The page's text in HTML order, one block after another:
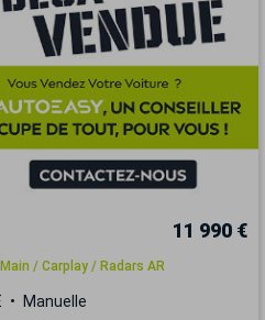
11 990 €
/ Carplay / Radars AR
Manuelle